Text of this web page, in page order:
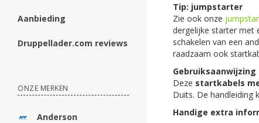
Aanbieding
Druppellader.com reviews
ONZE MERKEN
Anderson
Tip: jumpstarter
Zie ook onze
dergelijke starter met
schakelen van een
raadzaam ook
Gebruiksaanwijzing
Deze startkabels
Duits. De handleiding
Handige extra